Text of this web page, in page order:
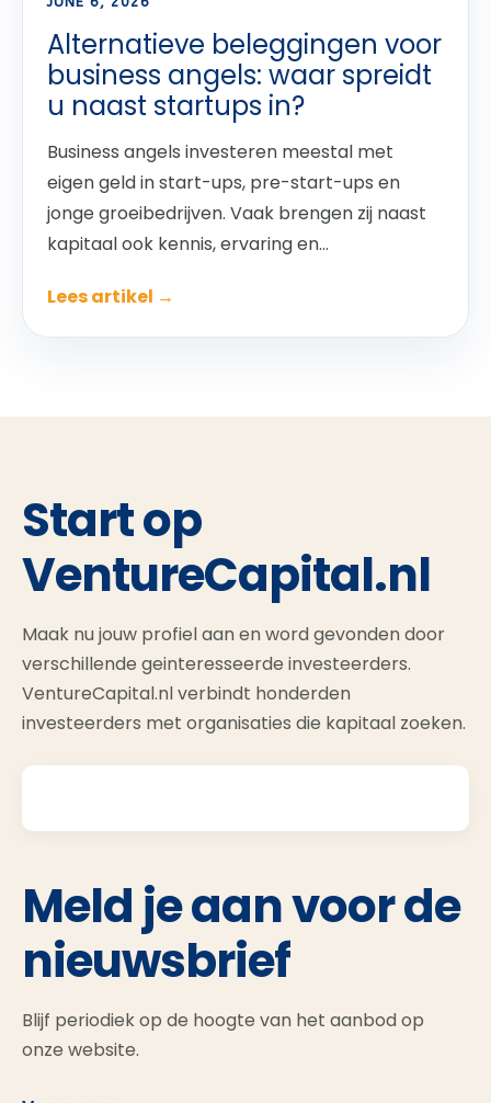
Alternatieve beleggingen voor
business angels: waar spreidt
u naast startups in?
Business angels investeren meestal met
eigen geld in start-ups, pre-start-ups en
jonge groeibedrijven. Vaak brengen zij naast
kapitaal ook kennis, ervaring en...
Lees artikel →
Start op
VentureCapital.nl
Maak nu jouw profiel aan en word gevonden door
verschillende geinteresseerde investeerders.
VentureCapital.nl verbindt honderden
investeerders met organisaties die kapitaal zoeken.
Meld je aan voor de
nieuwsbrief
Blijf periodiek op de hoogte van het aanbod op
onze website.